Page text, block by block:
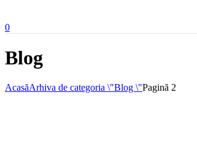
0
Blog
AcasăArhiva de categoria \"Blog \"Pagină 2